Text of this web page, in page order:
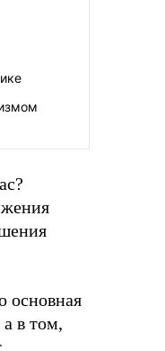
основная
а в том,